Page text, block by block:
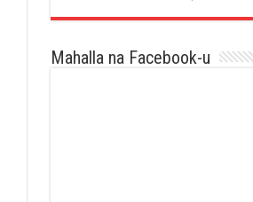
Mahalla na Facebook-u